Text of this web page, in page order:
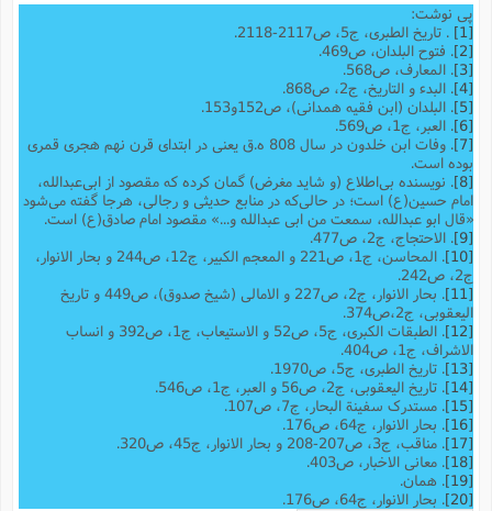
پی نوشت:
. تاریخ الطبری، ج5، ص2117-2118.
. فتوح البلدان، ص469.
. المعارف، ص568.
. البدء و التاریخ، ج2، ص868.
. البلدان (ابن فقیه همدانی)، ص152و153.
. العبر، ج1، ص569.
. وفات ابن خلدون در سال 808 ه.ق یعنی در ابتدای قرن نهم هجری قمری
بوده است.
. نویسنده بی‌اطلاع (و شاید مغرض) گمان کرده که مقصود از ابی‌عبدالله،
امام حسین(ع) است؛ در حالی‌که در منابع حدیثی و رجالی، هرجا گفته می‌شود
«قال ابو عبدالله، سمعت من ابی عبدالله و...» مقصود امام صادق(ع) است.
. الاحتجاج، ج2، ص477.
. المحاسن، ج1، ص221 و المعجم الکبیر، ج12، ص244 و بحار الانوار،
ج2، ص242.
. بحار الانوار، ج2، ص227 و الامالی (شیخ صدوق)، ص449 و تاریخ
الیعقوبى، ج‌2،ص374.
. الطبقات الکبری، ج5، ص52 و الاستیعاب، ج1، ص392 و انساب
الاشراف، ج1، ص404.
. تاریخ الطبری، ج5، ص1970.
. تاریخ الیعقوبی،‌ ج2، ص56 و العبر، ج1، ص546.
. مستدرک سفینة البحار، ج7، ص107.
. بحار الانوار، ج64، ص176.
. مناقب، ج3، ص207-208 و بحار الانوار، ج45، ص320.
. معانی الاخبار، ص403.
. همان.
. بحار الانوار، ج64، ص176.